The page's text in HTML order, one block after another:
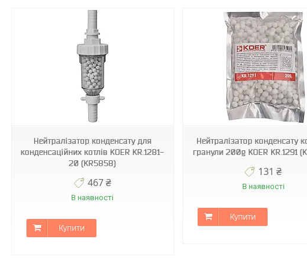
Нейтралізатор конденсату для
конденсаційних котлів KOER KR.1281-
20 (KR5858)
467 ₴
В наявності
Купити
Нейтралізатор конденсату
гранули 200g KOER KR.1291
131 ₴
В наявності
Купити